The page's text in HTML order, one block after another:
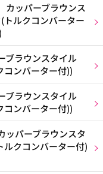
ッパーブラウンス
トルクコンバーター
ラウンスタイル
コンバーター付))
ラウンスタイル
コンバーター付))
パーブラウンスタ
ルクコンバーター付)